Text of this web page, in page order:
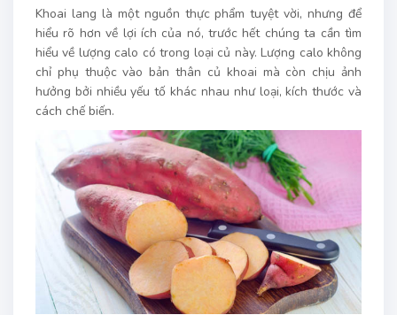
Khoai lang là một nguồn thực phẩm tuyệt vời, nhưng để
hiểu rõ hơn về lợi ích của nó, trước hết chúng ta cần tìm
hiểu về lượng calo có trong loại củ này. Lượng calo không
chỉ phụ thuộc vào bản thân củ khoai mà còn chịu ảnh
hưởng bởi nhiều yếu tố khác nhau như loại, kích thước và
cách chế biến.